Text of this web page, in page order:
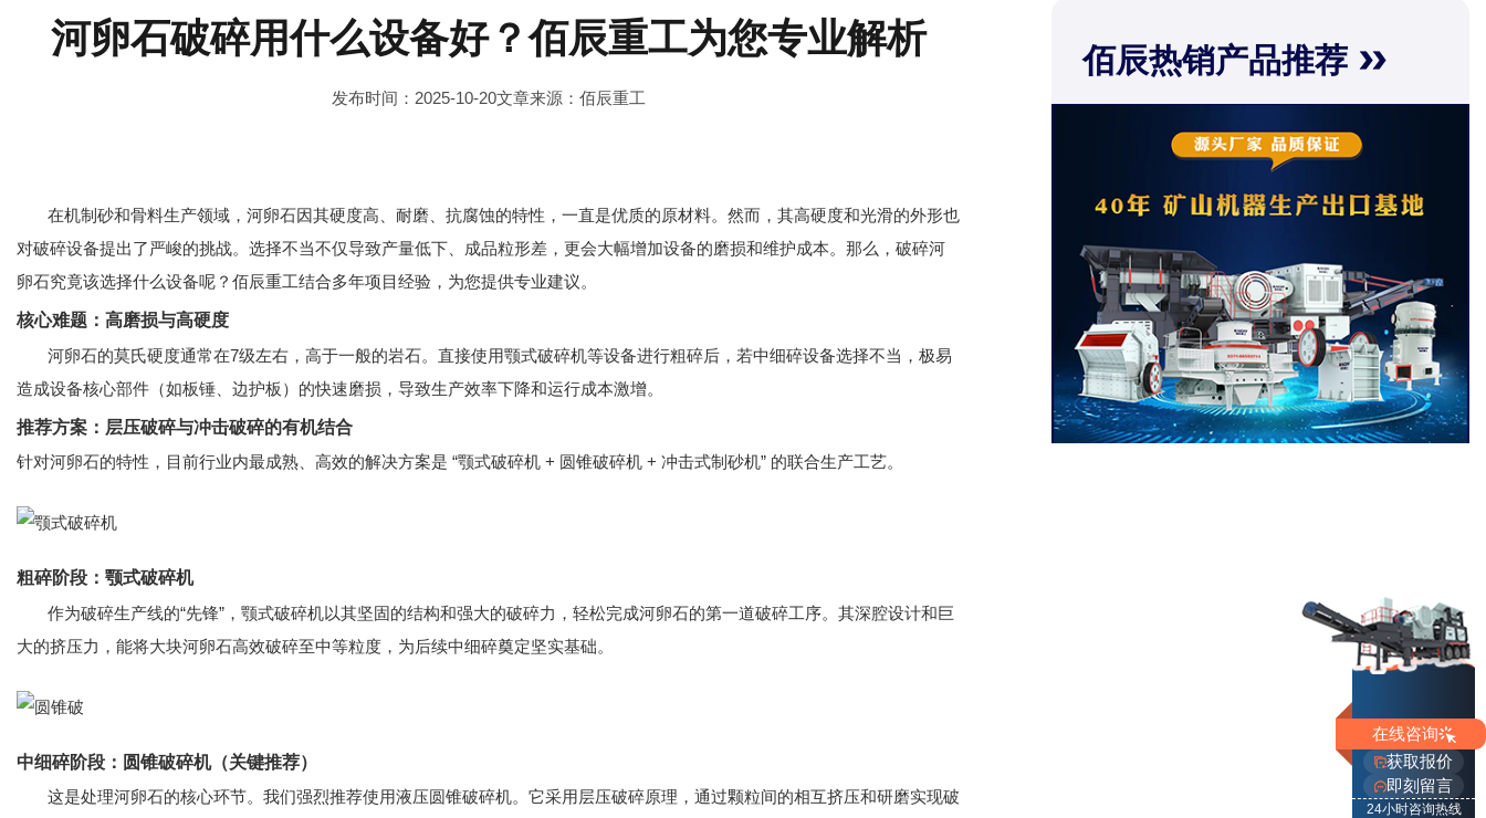
河卵石破碎用什么设备好？佰辰重工为您专业解析
发布时间：2025-10-20文章来源：佰辰重工
在机制砂和骨料生产领域，河卵石因其硬度高、耐磨、抗腐蚀的特性，一直是优质的原材料。然而，其高硬度和光滑的外形也
对破碎设备提出了严峻的挑战。选择不当不仅导致产量低下、成品粒形差，更会大幅增加设备的磨损和维护成本。那么，破碎河
卵石究竟该选择什么设备呢？佰辰重工结合多年项目经验，为您提供专业建议。
核心难题：高磨损与高硬度
河卵石的莫氏硬度通常在7级左右，高于一般的岩石。直接使用颚式破碎机等设备进行粗碎后，若中细碎设备选择不当，极易
造成设备核心部件（如板锤、边护板）的快速磨损，导致生产效率下降和运行成本激增。
推荐方案：层压破碎与冲击破碎的有机结合
针对河卵石的特性，目前行业内最成熟、高效的解决方案是 “颚式破碎机 + 圆锥破碎机 + 冲击式制砂机” 的联合生产工艺。
粗碎阶段：颚式破碎机
作为破碎生产线的“先锋”，颚式破碎机以其坚固的结构和强大的破碎力，轻松完成河卵石的第一道破碎工序。其深腔设计和巨
大的挤压力，能将大块河卵石高效破碎至中等粒度，为后续中细碎奠定坚实基础。
中细碎阶段：圆锥破碎机（关键推荐）
这是处理河卵石的核心环节。我们强烈推荐使用液压圆锥破碎机。它采用层压破碎原理，通过颗粒间的相互挤压和研磨实现破
佰辰热销产品推荐
在线咨询
获取报价
即刻留言
24小时咨询热线